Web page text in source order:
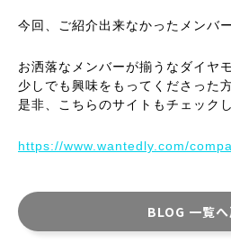
今回、ご紹介出来なかったメンバ
お洒落なメンバーが揃うなダイヤ
少しでも興味をもってくださった
是非、こちらのサイトもチェック
https://www.wantedly.com/
BLOG 一覧